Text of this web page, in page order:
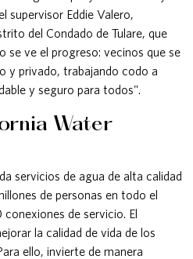
supervisor Eddie Valero,
del Condado de Tulare, que
se ve el progreso: vecinos que se
y privado, trabajando codo a
y seguro para todos".
Water
servicios de agua de alta calidad
de personas en todo el
de servicio. El
la calidad de vida de los
ello, invierte de manera